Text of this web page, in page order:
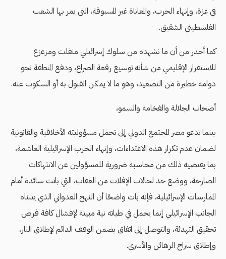
في غزة، وإنهاء الحرب، والمعاناة غير المسبوقة، التي يمر بها الشعب
الفلسطيني الشقيق.
كما أحذر من أن ما نشهده من سلوك إسرائيلي منفلت ومزعزع
للاستقرار الإقليمي من شأنه توسيع رقعة الصراع، ودفع المنطقة نحو
دوامة خطيرة من التصعيد، وهو ما لا يمكن القبول به أو السكوت عنه.
أصحاب الجلالة والفخامة والسمو،
بينما تدعو مصر المجتمع الدولي إلى تحمل مسؤوليته الأخلاقية والقانونية
لضمان عدم تكرار هذه الاعتداءات، وإنهاء الحرب الإسرائيلية الغاشمة،
بما يقتضيه ذلك من محاسبة ضرورية للمسؤولين عن الانتهاكات
الصارخة، ووضع حد لحالات الإفلات من العقاب، التي باتت سائدة أمام
الممارسات الإسرائيلية، فإنه بات واضحًا أن النهج العدواني الذي يتبناه
الجانب الإسرائيلي إنما يحمل في طياته نية مبيتة لإفشال كافة فرص
تحقيق التهدئة، والتوصل إلى اتفاق يضمن الوقف الدائم لإطلاق النار،
وإطلاق سراح الرهائن والأسرى.